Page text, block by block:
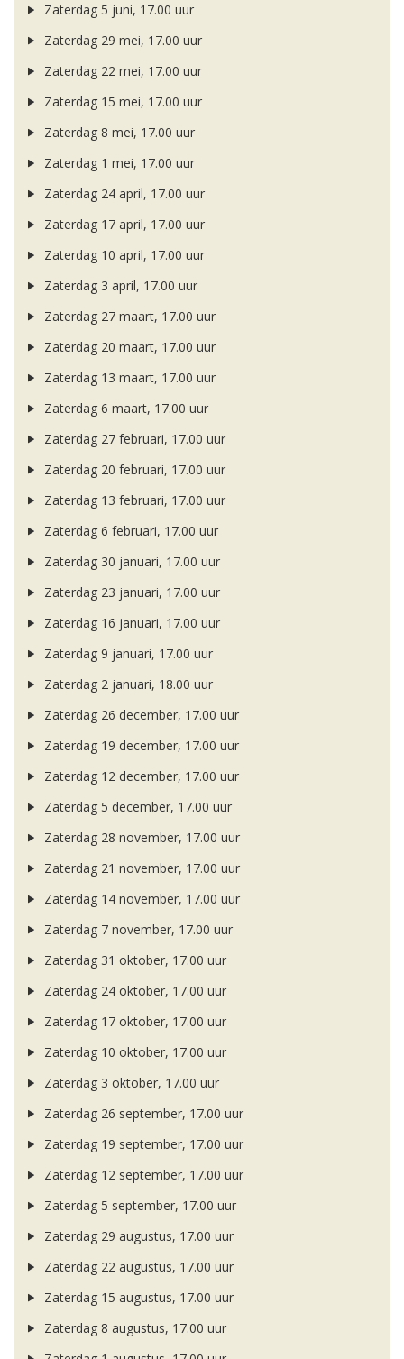
Zaterdag 5 juni, 17.00 uur
Zaterdag 29 mei, 17.00 uur
Zaterdag 22 mei, 17.00 uur
Zaterdag 15 mei, 17.00 uur
Zaterdag 8 mei, 17.00 uur
Zaterdag 1 mei, 17.00 uur
Zaterdag 24 april, 17.00 uur
Zaterdag 17 april, 17.00 uur
Zaterdag 10 april, 17.00 uur
Zaterdag 3 april, 17.00 uur
Zaterdag 27 maart, 17.00 uur
Zaterdag 20 maart, 17.00 uur
Zaterdag 13 maart, 17.00 uur
Zaterdag 6 maart, 17.00 uur
Zaterdag 27 februari, 17.00 uur
Zaterdag 20 februari, 17.00 uur
Zaterdag 13 februari, 17.00 uur
Zaterdag 6 februari, 17.00 uur
Zaterdag 30 januari, 17.00 uur
Zaterdag 23 januari, 17.00 uur
Zaterdag 16 januari, 17.00 uur
Zaterdag 9 januari, 17.00 uur
Zaterdag 2 januari, 18.00 uur
Zaterdag 26 december, 17.00 uur
Zaterdag 19 december, 17.00 uur
Zaterdag 12 december, 17.00 uur
Zaterdag 5 december, 17.00 uur
Zaterdag 28 november, 17.00 uur
Zaterdag 21 november, 17.00 uur
Zaterdag 14 november, 17.00 uur
Zaterdag 7 november, 17.00 uur
Zaterdag 31 oktober, 17.00 uur
Zaterdag 24 oktober, 17.00 uur
Zaterdag 17 oktober, 17.00 uur
Zaterdag 10 oktober, 17.00 uur
Zaterdag 3 oktober, 17.00 uur
Zaterdag 26 september, 17.00 uur
Zaterdag 19 september, 17.00 uur
Zaterdag 12 september, 17.00 uur
Zaterdag 5 september, 17.00 uur
Zaterdag 29 augustus, 17.00 uur
Zaterdag 22 augustus, 17.00 uur
Zaterdag 15 augustus, 17.00 uur
Zaterdag 8 augustus, 17.00 uur